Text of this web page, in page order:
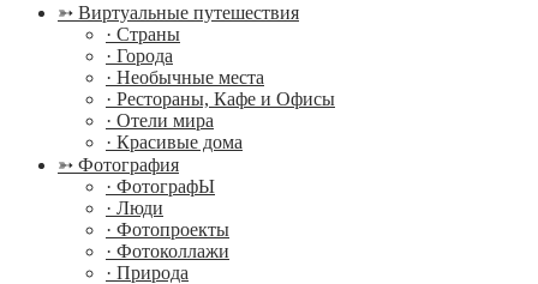
➳ Виртуальные путешествия
· Страны
· Города
· Необычные места
· Рестораны, Кафе и Офисы
· Отели мира
· Красивые дома
➳ Фотография
· ФотографЫ
· Люди
· Фотопроекты
· Фотоколлажи
· Природа